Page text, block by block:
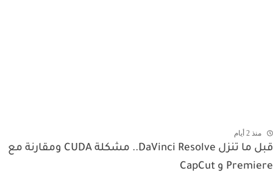
منذ 2 أيام
قبل ما تنزل DaVinci Resolve.. مشكلة CUDA ومقارنة مع
Premiere و CapCut